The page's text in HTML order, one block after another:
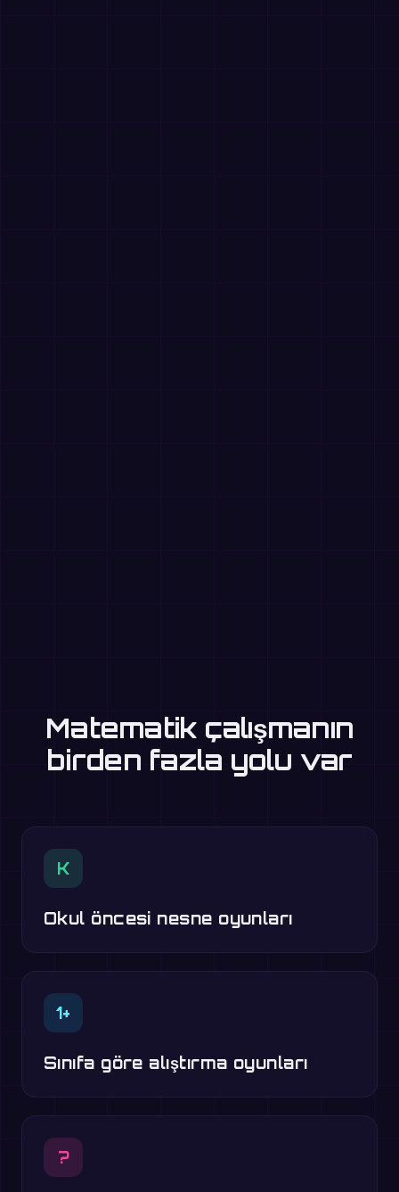
Matematik çalışmanın
birden fazla yolu var
K
Okul öncesi nesne oyunları
1+
Sınıfa göre alıştırma oyunları
?